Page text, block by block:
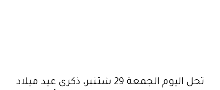
تحل اليوم الجمعة 29 شتنبر، ذكرى عيد ميلاد